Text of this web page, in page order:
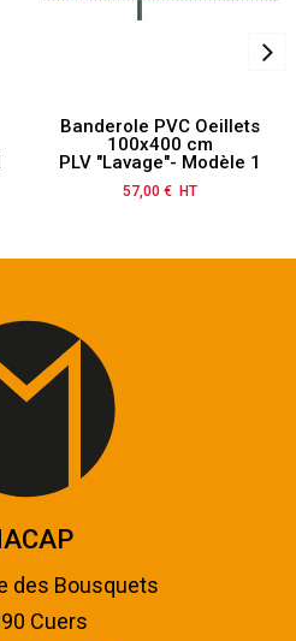
Banderole PVC Oeillets
100x400 cm
PLV "Lavage"- Modèle 1
Prix
57,00 € HT
des Bousquets
Cuers